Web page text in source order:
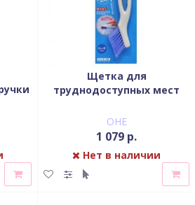
Щетка для
труднодоступных мест
OHE
1 079 р.
Нет в наличии